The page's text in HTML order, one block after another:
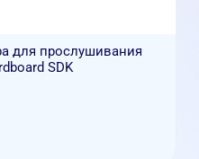
для прослушивания
SDK